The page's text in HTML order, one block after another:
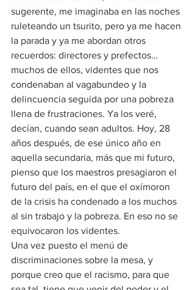
sugerente, me imaginaba en las noches
ruleteando un tsurito, pero ya me hacen
la parada y ya me abordan otros
recuerdos: directores y prefectos…
muchos de ellos, videntes que nos
condenaban al vagabundeo y la
delincuencia seguida por una pobreza
llena de frustraciones. Ya los veré,
decían, cuando sean adultos. Hoy, 28
años después, de ese único año en
aquella secundaria, más que mi futuro,
pienso que los maestros presagiaron el
futuro del país, en el que el oxímoron
de la crisis ha condenado a los muchos
al sin trabajo y la pobreza. En eso no se
equivocaron los videntes.
Una vez puesto el menú de
discriminaciones sobre la mesa, y
porque creo que el racismo, para que